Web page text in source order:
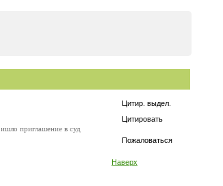
Цитир. выдел.
Цитировать
Пожаловаться
Наверх
приглашение в суд